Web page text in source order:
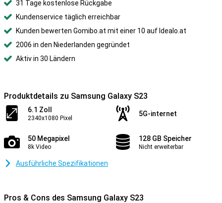
31 Tage kostenlose Rückgabe
Kundenservice täglich erreichbar
Kunden bewerten Gomibo.at mit einer 10 auf Idealo.at
2006 in den Niederlanden gegründet
Aktiv in 30 Ländern
Produktdetails zu Samsung Galaxy S23
6.1 Zoll
2340x1080 Pixel
5G-internet
50 Megapixel
8k Video
128 GB Speicher
Nicht erweiterbar
Ausführliche Spezifikationen
Pros & Cons des Samsung Galaxy S23